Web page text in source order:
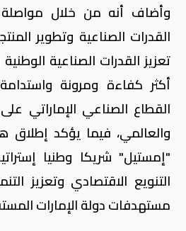
وأضاف أنه من خلال مواصلة
القدرات الصناعية وتطوير
تعزيز القدرات الصناعية
أكثر كفاءة ومرونة
القطاع الصناعي الإماراتي
والعالمي، فيما يؤكد إطلاق
"إمستيل" شريكا وطنيا
التنويع الاقتصادي وتعزيز
مستهدفات دولة الإمارات